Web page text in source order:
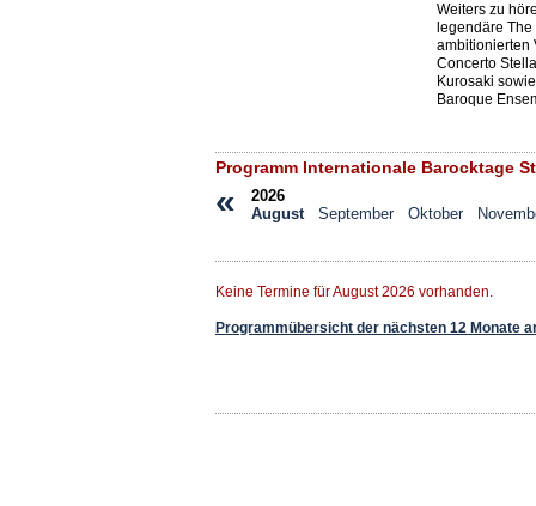
Weiters zu
legendäre
ambitionierten
Concerto
Kurosaki
Baroque
Programm Internationale Barocktage
«
2026
August
September Oktober
Keine Termine für August 2026 vorhanden.
Programmübersicht der nächsten 12 Monate